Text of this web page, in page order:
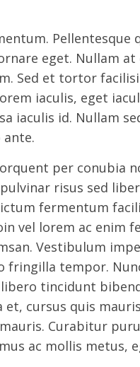
Pellentesque
eget. Nullam
Sed et tortor
iaculis, eget
iaculis id. Nullam
ante.
per conubia
risus sed
fermentum
vel lorem ac enim
Vestibulum
fringilla tempor.
tincidunt
cursus quis
Curabitur
ac mollis metus,